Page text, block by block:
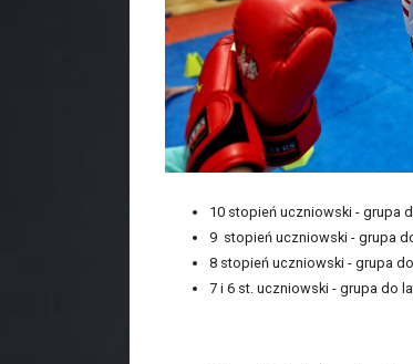
10 stopień uczniowski - grupa
9 stopień uczniowski - grupa
8 stopień uczniowski - grupa
7 i 6 st. uczniowski - grupa do